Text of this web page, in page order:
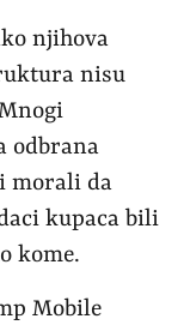
njihova
nisu
odbrana
morali da
kupaca bili
kome.
Mobile